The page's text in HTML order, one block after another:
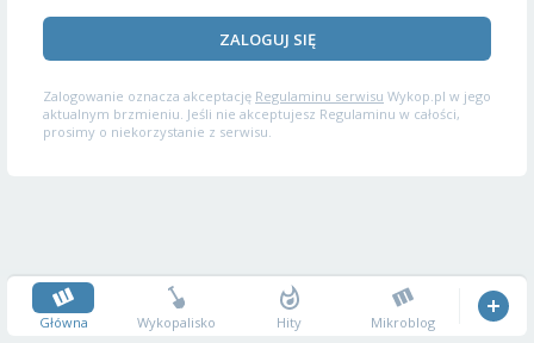
ZALOGUJ SIĘ
Zalogowanie oznacza akceptację Regulaminu serwisu Wykop.pl w jego
aktualnym brzmieniu. Jeśli nie akceptujesz Regulaminu w całości,
prosimy o niekorzystanie z serwisu.
Główna Wykopalisko Hity Mikroblog